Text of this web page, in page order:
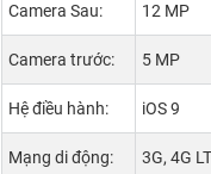
Camera Sau: 12 MP
Camera trước: 5 MP
Hệ điều hành: iOS 9
Mạng di động: 3G, 4G